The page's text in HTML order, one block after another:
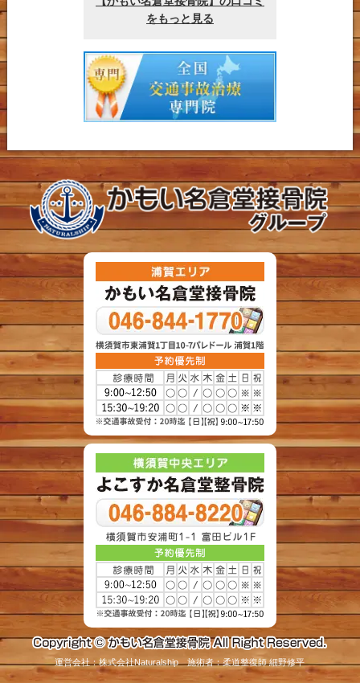
運営会社：株式会社Naturalship 施術者：柔道整復師 細野修平